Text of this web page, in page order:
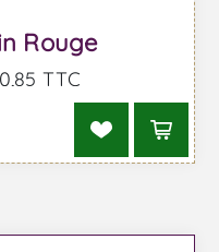
Rouge
TTC